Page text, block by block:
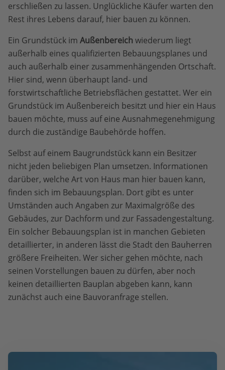
erschließen zu lassen. Unglückliche Käufer warten den
Rest ihres Lebens darauf, hier bauen zu können.
Ein Grundstück im Außenbereich wiederum liegt
außerhalb eines qualifizierten Bebauungsplanes und
auch außerhalb einer zusammenhängenden Ortschaft.
Hier sind, wenn überhaupt land- und
forstwirtschaftliche Betriebsflächen gestattet. Wer ein
Grundstück im Außenbereich besitzt und hier ein Haus
bauen möchte, muss auf eine Ausnahmegenehmigung
durch die zuständige Baubehörde hoffen.
Selbst auf einem Baugrundstück kann ein Besitzer
nicht jeden beliebigen Plan umsetzen. Informationen
darüber, welche Art von Haus man hier bauen kann,
finden sich im Bebauungsplan. Dort gibt es unter
Umständen auch Angaben zur Maximalgröße des
Gebäudes, zur Dachform und zur Fassadengestaltung.
Ein solcher Bebauungsplan ist in manchen Gebieten
detaillierter, in anderen lässt die Stadt den Bauherren
größere Freiheiten. Wer sicher gehen möchte, nach
seinen Vorstellungen bauen zu dürfen, aber noch
keinen detaillierten Bauplan abgeben kann, kann
zunächst auch eine Bauvoranfrage stellen.